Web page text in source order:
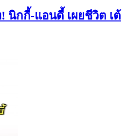
นิกกี้-แอนดี้ เผยชีวิต เต้